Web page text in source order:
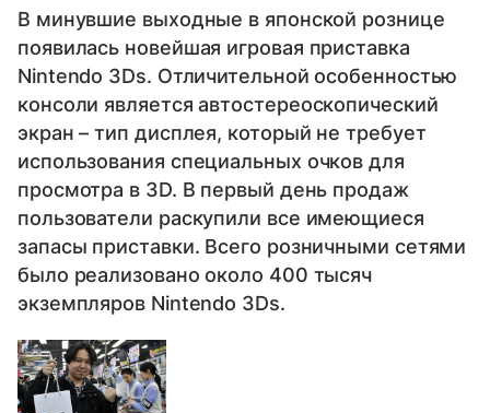
В минувшие выходные в японской рознице
появилась новейшая игровая приставка
Nintendo 3Ds. Отличительной особенностью
консоли является автостереоскопический
экран – тип дисплея, который не требует
использования специальных очков для
просмотра в 3D. В первый день продаж
пользователи раскупили все имеющиеся
запасы приставки. Всего розничными сетями
было реализовано около 400 тысяч
экземпляров Nintendo 3Ds.